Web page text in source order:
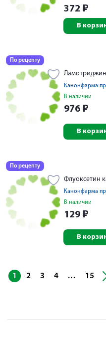
372 ₽
В
По рецепту
Канонфарма
В наличии
976 ₽
В
По рецепту
Флуоксетин
Канонфарма
В наличии
129 ₽
В
1 2 3 4 ... 15